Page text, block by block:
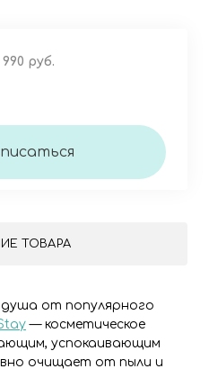
990 руб.
ТОВАРА
от популярного
— косметическое
успокаивающим
очищает от пыли и